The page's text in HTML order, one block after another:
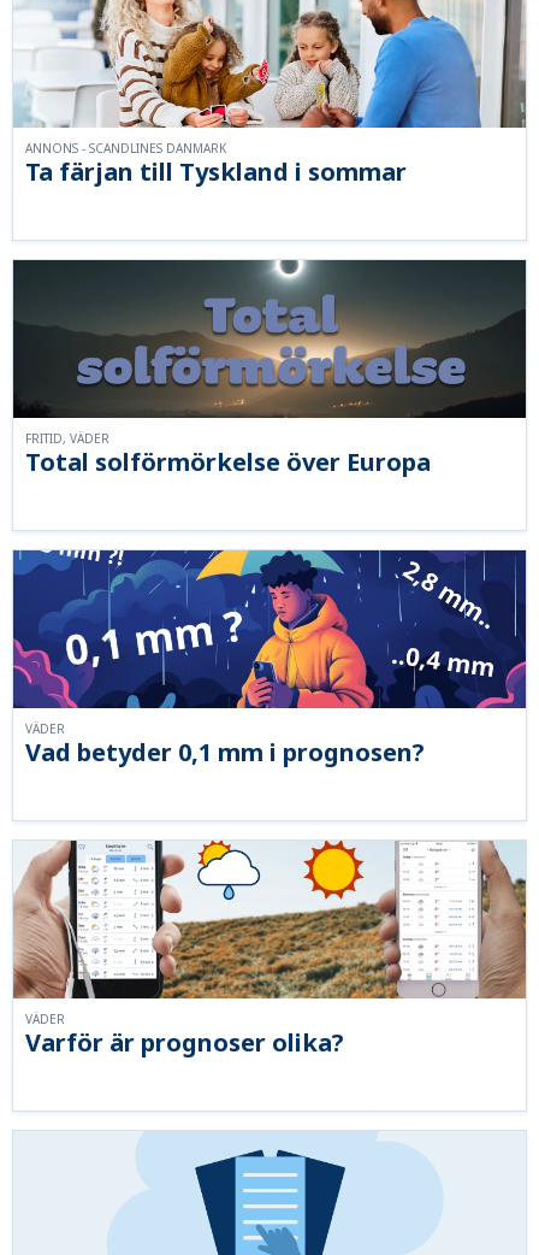
Ta färjan till Tyskland i sommar
ANNONS - SCANDLINES DANMARK
Total solförmörkelse över Europa
FRITID, VÄDER
Vad betyder 0,1 mm i prognosen?
VÄDER
Varför är prognoser olika?
VÄDER